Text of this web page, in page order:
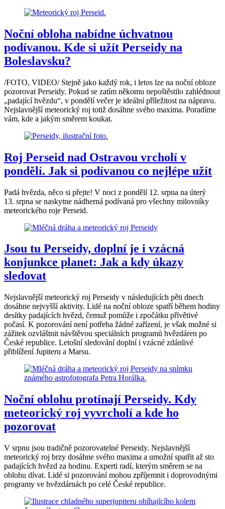
Noční obloha nabídne úchvatnou
podívanou. Kde si užít Perseidy na
Boleslavsku?
/FOTO, VIDEO/ Stejně jako každý rok, i letos lze na noční obloze
pozorovat Perseidy. Pokud se zatím někomu nepoštěstilo zahlédnout
„padající hvězdu“, v pondělí večer je ideální příležitost na nápravu.
Nejslavnější meteorický roj totiž dosáhne svého maxima. Poradíme
vám, kde a jakým směrem koukat.
Roj Perseid nad Ostravou vrcholí v
pondělí. Jak si podívanou co nejlépe užít
Padá hvězda, něco si přejte! V noci z pondělí 12. srpna na úterý
13. srpna se naskytne nádherná podívaná pro všechny milovníky
meteorického roje Perseid.
Jsou tu Perseidy, doplní je i vzácná
konjunkce planet: Jak a kdy úkazy
sledovat
Nejslavnější meteorický roj Perseidy v následujících pěti dnech
dosáhne nejvyšší aktivity. Lidé na noční obloze spatří během hodiny
desítky padajících hvězd, čemuž pomůže i zpočátku přívětivé
počasí. K pozorování není potřeba žádné zařízení, je však možné si
zážitek ozvláštnit návštěvou speciálních programů hvězdáren po
České republice. Letošní sledování doplní i vzácné zdánlivé
přiblížení Jupiteru a Marsu.
Noční oblohu protínají Perseidy. Kdy
meteorický roj vyvrcholí a kde ho
pozorovat
V srpnu jsou tradičně pozorovatelné Perseidy. Nejslavnější
meteorický roj brzy dosáhne svého maxima a umožní spatřit až sto
padajících hvězd za hodinu. Experti radí, kterým směrem se na
oblohu dívat. Lidé si pozorování mohou zpříjemnit i doprovodnými
programy ve hvězdárnách po celé České republice.